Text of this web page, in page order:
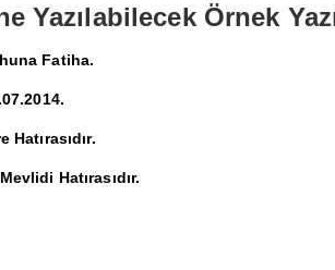
Yazılabilecek Örnek
Fatiha.
Hatırasıdır.